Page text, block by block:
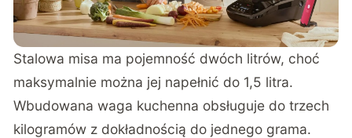
Stalowa misa ma pojemność dwóch litrów, choć
maksymalnie można jej napełnić do 1,5 litra.
Wbudowana waga kuchenna obsługuje do trzech
kilogramów z dokładnością do jednego grama.